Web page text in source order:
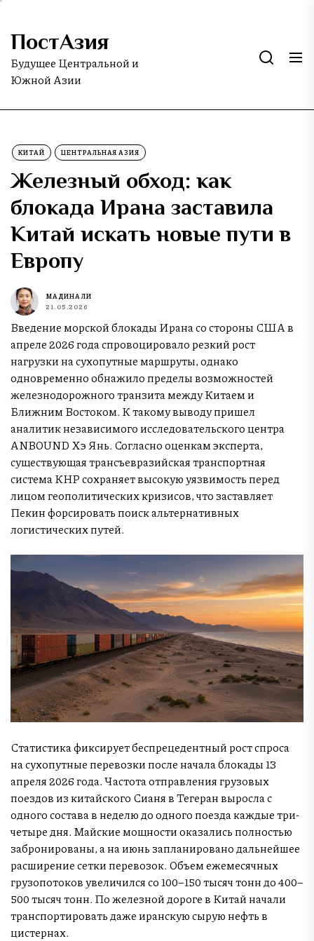
Skip
the
content
ПостАзия
Будущее Центральной и
Южной Азии
КИТАЙ ЦЕНТРАЛЬНАЯ АЗИЯ
Железный обход: как
блокада Ирана заставила
Китай искать новые пути в
Европу
МАДИНА ЛИ
21.05.2026
Введение морской блокады Ирана со стороны США в
апреле 2026 года спровоцировало резкий рост
нагрузки на сухопутные маршруты, однако
одновременно обнажило пределы возможностей
железнодорожного транзита между Китаем и
Ближним Востоком. К такому выводу пришел
аналитик независимого исследовательского центра
ANBOUND Хэ Янь. Согласно оценкам эксперта,
существующая трансъевразийская транспортная
система КНР сохраняет высокую уязвимость перед
лицом геополитических кризисов, что заставляет
Пекин форсировать поиск альтернативных
логистических путей.
Статистика фиксирует беспрецедентный рост спроса
на сухопутные перевозки после начала блокады 13
апреля 2026 года. Частота отправления грузовых
поездов из китайского Сианя в Тегеран выросла с
одного состава в неделю до одного поезда каждые три-
четыре дня. Майские мощности оказались полностью
забронированы, а на июнь запланировано дальнейшее
расширение сетки перевозок. Объем ежемесячных
грузопотоков увеличился со 100–150 тысяч тонн до 400–
500 тысяч тонн. По железной дороге в Китай начали
транспортировать даже иранскую сырую нефть в
цистернах.